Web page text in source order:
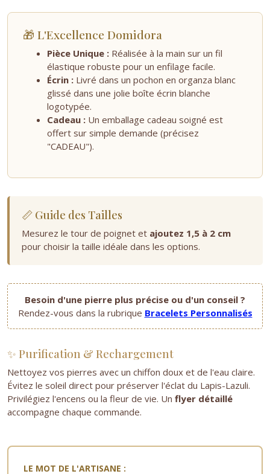
🎁 L'Excellence Domidora
Pièce Unique : Réalisée à la main sur un fil
élastique robuste pour un enfilage facile.
Écrin : Livré dans un pochon en organza blanc
glissé dans une jolie boîte écrin blanche
logotypée.
Cadeau : Un emballage cadeau soigné est
offert sur simple demande (précisez
"CADEAU").
📏 Guide des Tailles
Mesurez le tour de poignet et ajoutez 1,5 à 2 cm
pour choisir la taille idéale dans les options.
Besoin d'une pierre plus précise ou d'un conseil ?
Rendez-vous dans la rubrique Bracelets Personnalisés
✨ Purification & Rechargement
Nettoyez vos pierres avec un chiffon doux et de l'eau claire.
Évitez le soleil direct pour préserver l'éclat du Lapis-Lazuli.
Privilégiez l'encens ou la fleur de vie. Un flyer détaillé
accompagne chaque commande.
LE MOT DE L'ARTISANE :